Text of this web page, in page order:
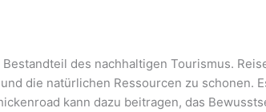
des nachhaltigen Tourismus.
die natürlichen Ressourcen zu schonen.
kann dazu beitragen, das